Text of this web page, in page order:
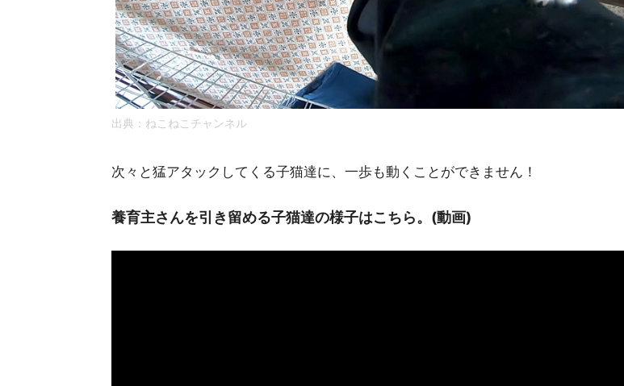
出典：ねこねこチャンネル
次々と猛アタックしてくる子猫達に、一歩も動くことができません！
養育主さんを引き留める子猫達の様子はこちら。(動画)